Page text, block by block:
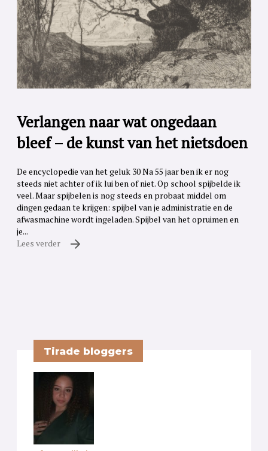
Verlangen naar wat ongedaan
bleef – de kunst van het nietsdoen
De encyclopedie van het geluk 30 Na 55 jaar ben ik er nog
steeds niet achter of ik lui ben of niet. Op school spijbelde ik
veel. Maar spijbelen is nog steeds en probaat middel om
dingen gedaan te krijgen: spijbel van je administratie en de
afwasmachine wordt ingeladen. Spijbel van het opruimen en
je...
Lees verder
Tirade bloggers